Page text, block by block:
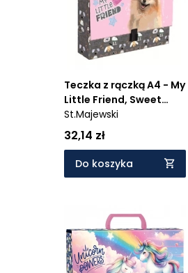
Teczka z rączką A4 - My
Little Friend, Sweet
Pomeranian
St.Majewski
32,14 zł
Do koszyka